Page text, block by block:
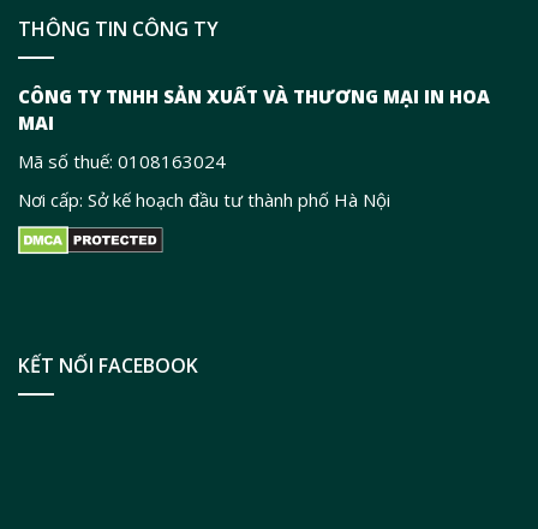
THÔNG TIN CÔNG TY
CÔNG TY TNHH SẢN XUẤT VÀ THƯƠNG MẠI IN HOA
MAI
Mã số thuế: 0108163024
Nơi cấp: Sở kế hoạch đầu tư thành phố Hà Nội
KẾT NỐI FACEBOOK